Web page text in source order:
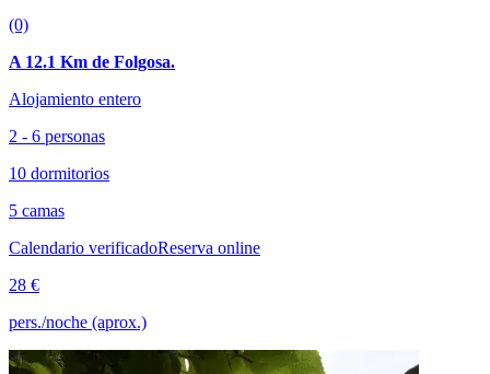
(0)
A 12.1 Km de Folgosa.
Alojamiento entero
2 - 6 personas
10 dormitorios
5 camas
Calendario verificadoReserva online
28 €
pers./noche (aprox.)